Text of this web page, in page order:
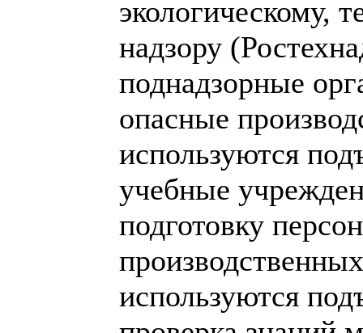
экологическому,
надзору
поднадзорные
опасные
используются
учебные
подготовку
используются